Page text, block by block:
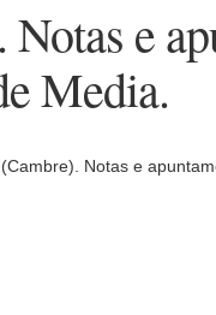
e
Media.
Notas e